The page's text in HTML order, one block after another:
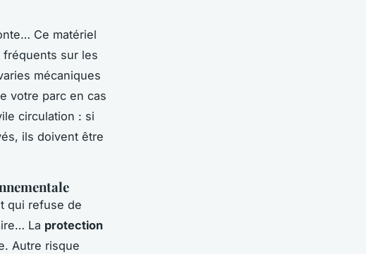
Ce matériel
sur les
mécaniques
votre parc en cas
circulation : si
ils doivent être
qui refuse de
La protection
Autre risque